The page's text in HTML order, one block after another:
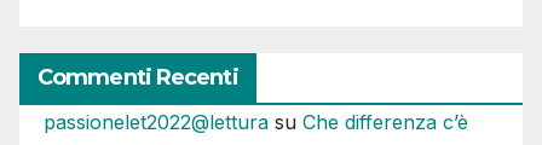
Commenti Recenti
passionelet2022@lettura su Che differenza c’è